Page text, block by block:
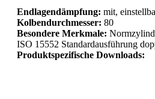
Endlagendämpfung: mit,
Kolbendurchmesser: 80
Besondere Merkmale:
ISO 15552 Standardausführung
Produktspezifische Downloads: